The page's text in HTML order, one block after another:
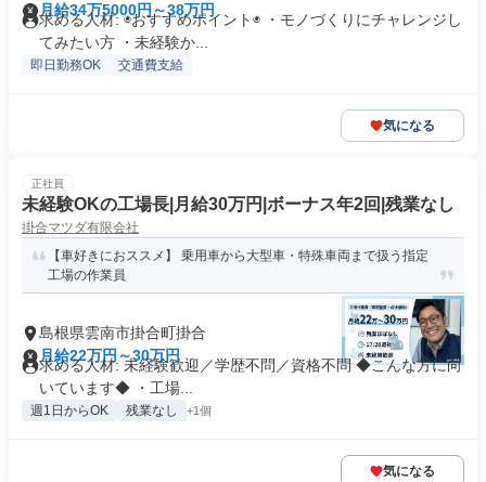
月給34万5000円～38万円
求める人材: ◉おすすめポイント◉ ・モノづくりにチャレンジし
てみたい方 ・未経験か...
即日勤務OK 交通費支給
気になる
正社員
未経験OKの工場長|月給30万円|ボーナス年2回|残業なし
掛合マツダ有限会社
【車好きにおススメ】 乗用車から大型車・特殊車両まで扱う指定
工場の作業員
島根県雲南市掛合町掛合
月給22万円～30万円
求める人材: 未経験歓迎／学歴不問／資格不問 ◆こんな方に向
いています◆ ・工場...
週1日からOK 残業なし +1個
気になる